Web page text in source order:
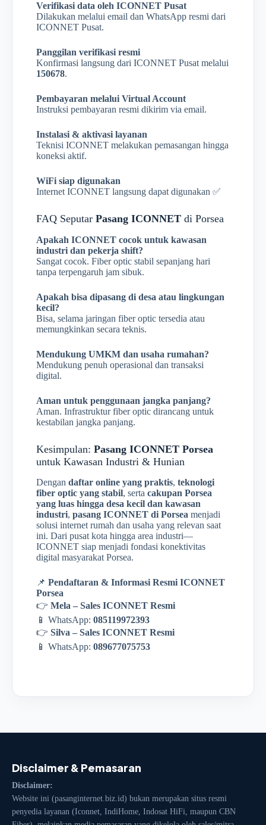
Verifikasi data oleh ICONNET Pusat
Dilakukan melalui email dan WhatsApp resmi dari
ICONNET Pusat.
Panggilan verifikasi resmi
Konfirmasi langsung dari ICONNET Pusat melalui
150678.
Pembayaran melalui Virtual Account
Instruksi pembayaran resmi dikirim via email.
Instalasi & aktivasi layanan
Teknisi ICONNET melakukan pemasangan hingga
koneksi aktif.
WiFi siap digunakan
Internet ICONNET langsung dapat digunakan ✅
FAQ Seputar Pasang ICONNET di Porsea
Apakah ICONNET cocok untuk kawasan
industri dan pekerja shift?
Sangat cocok. Fiber optic stabil sepanjang hari
tanpa terpengaruh jam sibuk.
Apakah bisa dipasang di desa atau lingkungan
kecil?
Bisa, selama jaringan fiber optic tersedia atau
memungkinkan secara teknis.
Mendukung UMKM dan usaha rumahan?
Mendukung penuh operasional dan transaksi
digital.
Aman untuk penggunaan jangka panjang?
Aman. Infrastruktur fiber optic dirancang untuk
kestabilan jangka panjang.
Kesimpulan: Pasang ICONNET Porsea
untuk Kawasan Industri & Hunian
Dengan daftar online yang praktis, teknologi
fiber optic yang stabil, serta cakupan Porsea
yang luas hingga desa kecil dan kawasan
industri, pasang ICONNET di Porsea menjadi
solusi internet rumah dan usaha yang relevan saat
ini. Dari pusat kota hingga area industri—
ICONNET siap menjadi fondasi konektivitas
digital masyarakat Porsea.
📌 Pendaftaran & Informasi Resmi ICONNET
Porsea
👉 Mela – Sales ICONNET Resmi
📱 WhatsApp: 085119972393
👉 Silva – Sales ICONNET Resmi
📱 WhatsApp: 089677075753
Disclaimer & Pemasaran
Disclaimer:
Website ini (pasanginternet.biz.id) bukan merupakan situs resmi
penyedia layanan (Iconnet, IndiHome, Indosat HiFi, maupun CBN